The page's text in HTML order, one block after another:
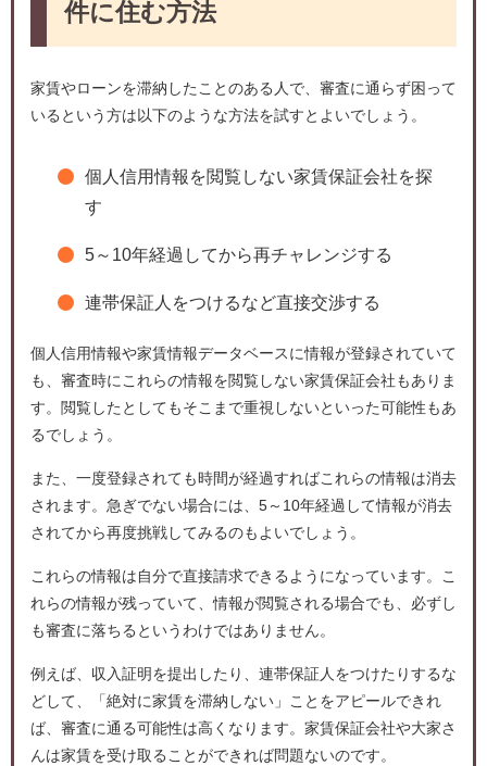
件に住む方法
家賃やローンを滞納したことのある人で、審査に通らず困って
いるという方は以下のような方法を試すとよいでしょう。
個人信用情報を閲覧しない家賃保証会社を探
す
5～10年経過してから再チャレンジする
連帯保証人をつけるなど直接交渉する
個人信用情報や家賃情報データベースに情報が登録されていて
も、審査時にこれらの情報を閲覧しない家賃保証会社もありま
す。閲覧したとしてもそこまで重視しないといった可能性もあ
るでしょう。
また、一度登録されても時間が経過すればこれらの情報は消去
されます。急ぎでない場合には、5～10年経過して情報が消去
されてから再度挑戦してみるのもよいでしょう。
これらの情報は自分で直接請求できるようになっています。こ
れらの情報が残っていて、情報が閲覧される場合でも、必ずし
も審査に落ちるというわけではありません。
例えば、収入証明を提出したり、連帯保証人をつけたりするな
どして、「絶対に家賃を滞納しない」ことをアピールできれ
ば、審査に通る可能性は高くなります。家賃保証会社や大家さ
んは家賃を受け取ることができれば問題ないのです。